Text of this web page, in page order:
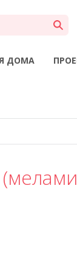
ДОМА